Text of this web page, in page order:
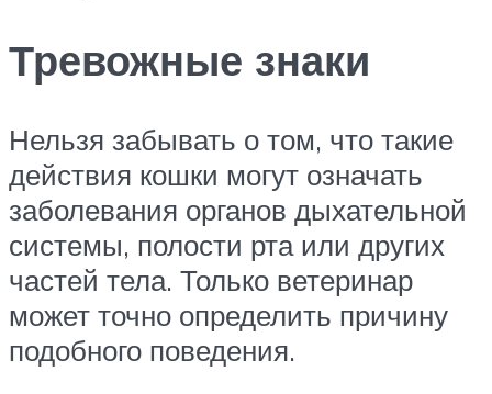
Тревожные знаки
Нельзя забывать о том, что такие
действия кошки могут означать
заболевания органов дыхательной
системы, полости рта или других
частей тела. Только ветеринар
может точно определить причину
подобного поведения.